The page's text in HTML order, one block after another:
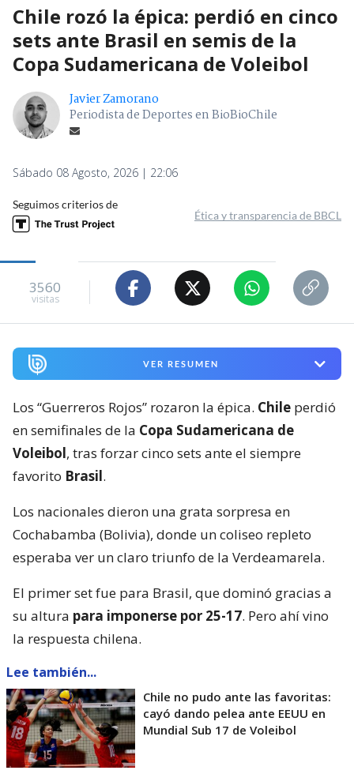
Chile rozó la épica: perdió en cinco
sets ante Brasil en semis de la
Copa Sudamericana de Voleibol
Javier Zamorano
Periodista de Deportes en BioBioChile
Sábado 08 Agosto, 2026 | 22:06
Seguimos criterios de
Ética y transparencia de BBCL
3560
visitas
VER RESUMEN
Los “Guerreros Rojos” rozaron la épica. Chile perdió
en semifinales de la Copa Sudamericana de
Voleibol, tras forzar cinco sets ante el siempre
favorito Brasil.
Los nacionales dieron una grata sorpresa en
Cochabamba (Bolivia), donde un coliseo repleto
esperaba ver un claro triunfo de la Verdeamarela.
El primer set fue para Brasil, que dominó gracias a
su altura para imponerse por 25-17. Pero ahí vino
la respuesta chilena.
Lee también...
Chile no pudo ante las favoritas:
cayó dando pelea ante EEUU en
Mundial Sub 17 de Voleibol